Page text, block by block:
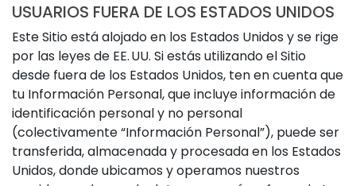
USUARIOS FUERA DE LOS ESTADOS UNIDOS
Este Sitio está alojado en los Estados Unidos y se rige
por las leyes de EE. UU. Si estás utilizando el Sitio
desde fuera de los Estados Unidos, ten en cuenta que
tu Información Personal, que incluye información de
identificación personal y no personal
(colectivamente “Información Personal”), puede ser
transferida, almacenada y procesada en los Estados
Unidos, donde ubicamos y operamos nuestros